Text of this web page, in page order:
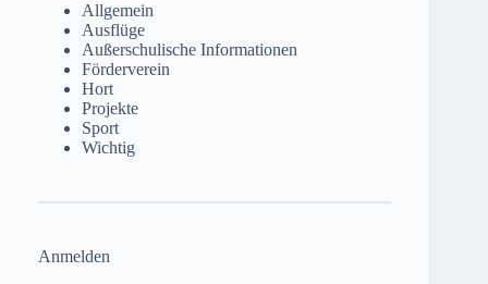
Allgemein
Ausflüge
Außerschulische Informationen
Förderverein
Hort
Projekte
Sport
Wichtig
Anmelden